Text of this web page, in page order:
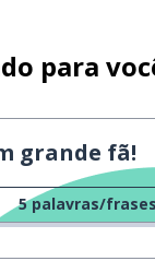
para
grande fã!
5 palavras/frases